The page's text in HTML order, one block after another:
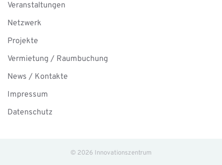
Veranstaltungen
Netzwerk
Projekte
Vermietung / Raumbuchung
News / Kontakte
Impressum
Datenschutz
© 2026 Innovationszentrum